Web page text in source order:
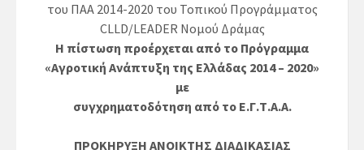
του ΠΑΑ 2014-2020 του Τοπικού Προγράμματος
CLLD/LEADER Νομού Δράμας
Η πίστωση προέρχεται από το Πρόγραμμα
«Αγροτική Ανάπτυξη της Ελλάδας 2014 – 2020»
με
συγχρηματοδότηση από το Ε.Γ.Τ.Α.Α.
ΠΡΟΚΗΡΥΞΗ ΑΝΟΙΚΤΗΣ ΔΙΑΔΙΚΑΣΙΑΣ